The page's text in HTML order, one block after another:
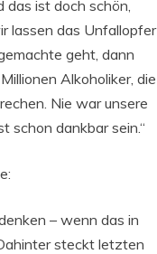
das ist doch schön,
lassen das Unfallopfer
geht, dann
Alkoholiker, die
Nie war unsere
schon dankbar sein.“
– wenn das in
steckt letzten